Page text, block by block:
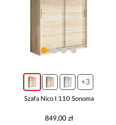
+3
Szafa Nico I 110 Sonoma
849,00 zł